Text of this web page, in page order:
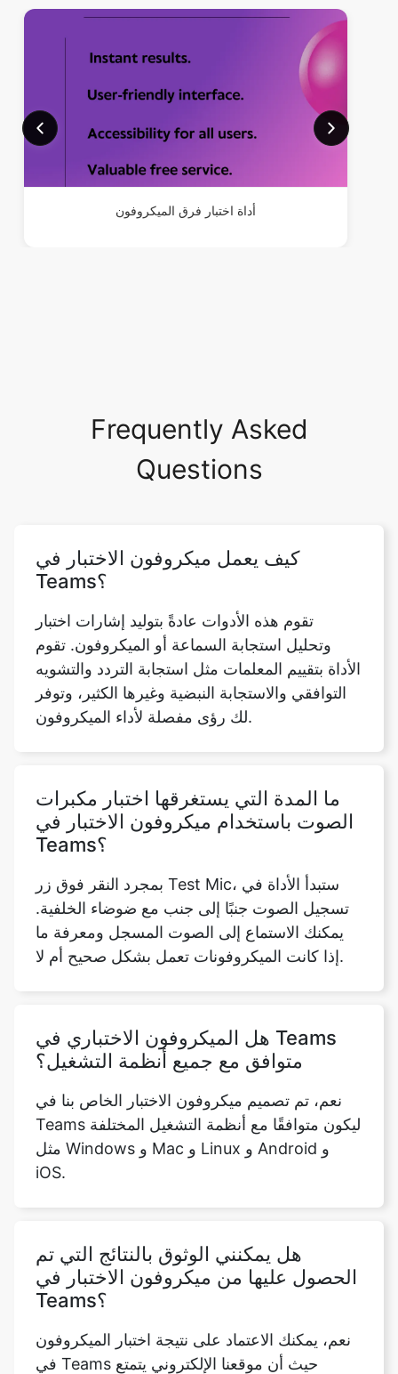
أداة اختبار فرق الميكروفون
Frequently Asked
Questions
كيف يعمل ميكروفون الاختبار في
Teams؟
تقوم هذه الأدوات عادةً بتوليد إشارات اختبار
وتحليل استجابة السماعة أو الميكروفون. تقوم
الأداة بتقييم المعلمات مثل استجابة التردد والتشويه
التوافقي والاستجابة النبضية وغيرها الكثير، وتوفر
لك رؤى مفصلة لأداء الميكروفون.
ما المدة التي يستغرقها اختبار مكبرات
الصوت باستخدام ميكروفون الاختبار في
Teams؟
بمجرد النقر فوق زر Test Mic، ستبدأ الأداة في
تسجيل الصوت جنبًا إلى جنب مع ضوضاء الخلفية.
يمكنك الاستماع إلى الصوت المسجل ومعرفة ما
إذا كانت الميكروفونات تعمل بشكل صحيح أم لا.
هل الميكروفون الاختباري في Teams
متوافق مع جميع أنظمة التشغيل؟
نعم، تم تصميم ميكروفون الاختبار الخاص بنا في
Teams ليكون متوافقًا مع أنظمة التشغيل المختلفة
مثل Windows و Mac و Linux و Android و
iOS.
هل يمكنني الوثوق بالنتائج التي تم
الحصول عليها من ميكروفون الاختبار في
Teams؟
نعم، يمكنك الاعتماد على نتيجة اختبار الميكروفون
في Teams حيث أن موقعنا الإلكتروني يتمتع